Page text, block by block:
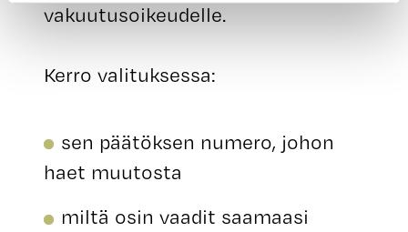
vakuutusoikeudelle.
Kerro valituksessa:
sen päätöksen numero, johon
haet muutosta
miltä osin vaadit saamaasi